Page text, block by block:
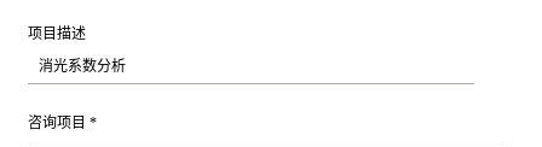
项目描述
咨询项目 *